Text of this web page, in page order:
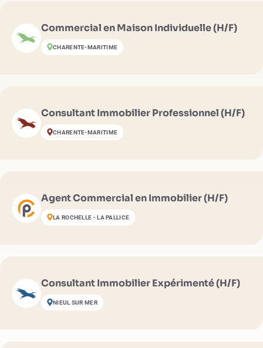
Commercial en Maison Individuelle (H/F)
CHARENTE-MARITIME
Consultant Immobilier Professionnel (H/F)
CHARENTE-MARITIME
Agent Commercial en Immobilier (H/F)
LA ROCHELLE - LA PALLICE
Consultant Immobilier Expérimenté (H/F)
NIEUL SUR MER